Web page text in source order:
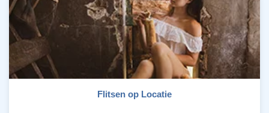
Flitsen op Locatie